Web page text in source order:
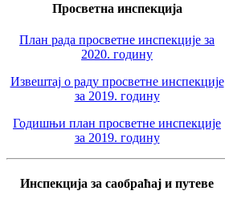
Просветна инспекција
План рада просветне инспекције за
2020. годину
Извештај о раду просветне инспекције
за 2019. годину
Годишњи план просветне инспекције
за 2019. годину
Инспекција за саобраћај и путеве